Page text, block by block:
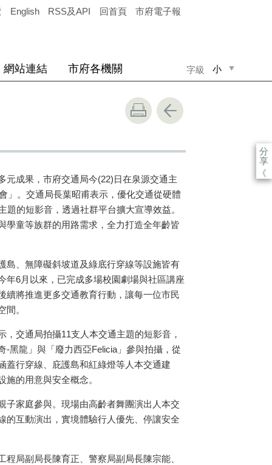
English RSS及API 回首頁 市府電子報
字級 小
網站連結 市府各機關
分
享
《
元成果，市府交通局今(22)日在泉源交通主
」。交通局長葉昭甫表示，優化交通從硬體
題的短影音，透過社群平台擴大宣導效益。
學童等族群的用路需求，全力打造全年齡皆
島、無障礙斜坡道及綠底行穿線等設施皆有
年6月以來，已完成多場校園劇場與社區講座
續將推進更多交通教育行動，讓每一位市民
間。
，交通局拍攝11支人本交通主題的短影音，
-黑龍」與「廢力西亞Felicia」參與拍攝，從
蓋行穿線、庇護島和紅綠燈等人本交通建
的用意與安全概念。
子家庭參與。現場由高齡者舞團演出人本交
的互動演出，實境體驗行人優先、停讓安全
局副局長陳育正、警察局副局長陳宗能、